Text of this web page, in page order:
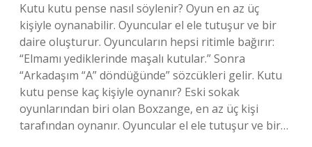
Kutu kutu pense nasıl söylenir? Oyun en az üç
kişiyle oynanabilir. Oyuncular el ele tutuşur ve bir
daire oluşturur. Oyuncuların hepsi ritimle bağırır:
“Elmamı yediklerinde maşalı kutular.” Sonra
“Arkadaşım “A” döndüğünde” sözcükleri gelir. Kutu
kutu pense kaç kişiyle oynanır? Eski sokak
oyunlarından biri olan Boxzange, en az üç kişi
tarafından oynanır. Oyuncular el ele tutuşur ve bir…